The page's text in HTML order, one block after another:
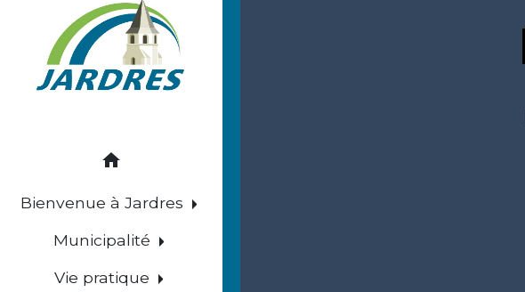
home
Bienvenue à Jardres
Municipalité
Vie pratique